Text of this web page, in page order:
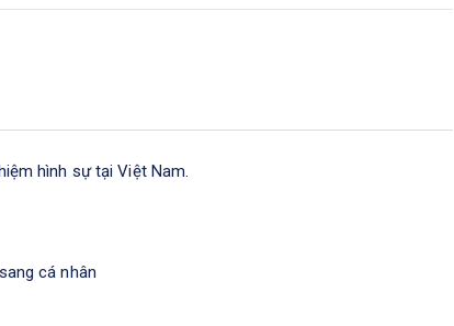
hình sự tại Việt Nam.
cá nhân